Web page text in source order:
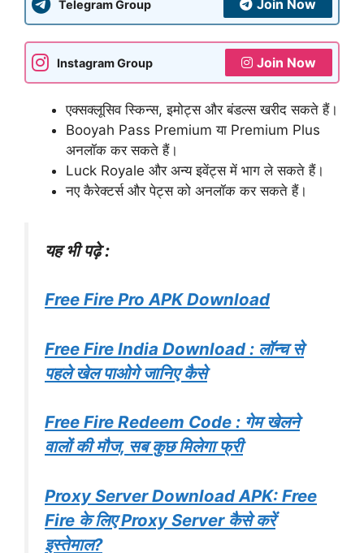
Telegram Group Join Now
Instagram Group Join Now
एक्सक्लूसिव स्किन्स, इमोट्स और बंडल्स खरीद सकते हैं।
Booyah Pass Premium या Premium Plus
अनलॉक कर सकते हैं।
Luck Royale और अन्य इवेंट्स में भाग ले सकते हैं।
नए कैरेक्टर्स और पेट्स को अनलॉक कर सकते हैं।
यह भी पढ़े :
Free Fire Pro APK Download
Free Fire India Download : लॉन्च से
पहले खेल पाओगे जानिए कैसे
Free Fire Redeem Code : गेम खेलने
वालों की मौज, सब कुछ मिलेगा फ्री
Proxy Server Download APK: Free
Fire के लिए Proxy Server कैसे करें
इस्तेमाल?